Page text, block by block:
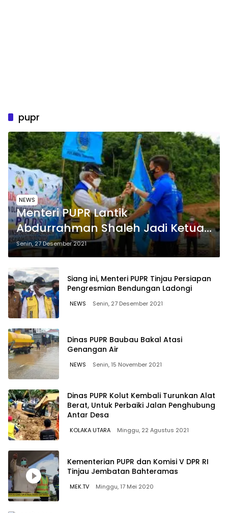
pupr
NEWS
Menteri PUPR Lantik
Abdurrahman Shaleh Jadi Ketua
PODSI Sultra
Senin, 27 Desember 2021
Siang ini, Menteri PUPR Tinjau Persiapan
Pengresmian Bendungan Ladongi
NEWS Senin, 27 Desember 2021
Dinas PUPR Baubau Bakal Atasi
Genangan Air
NEWS Senin, 15 November 2021
Dinas PUPR Kolut Kembali Turunkan Alat
Berat, Untuk Perbaiki Jalan Penghubung
Antar Desa
KOLAKA UTARA Minggu, 22 Agustus 2021
Kementerian PUPR dan Komisi V DPR RI
Tinjau Jembatan Bahteramas
MEK.TV Minggu, 17 Mei 2020